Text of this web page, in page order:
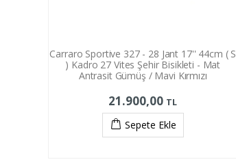
Carraro Sportive 327 - 28 Jant 17'' 44cm ( S
) Kadro 27 Vites Şehir Bisikleti - Mat
Antrasit Gümüş / Mavi Kırmızı
21.900,00 TL
Sepete Ekle